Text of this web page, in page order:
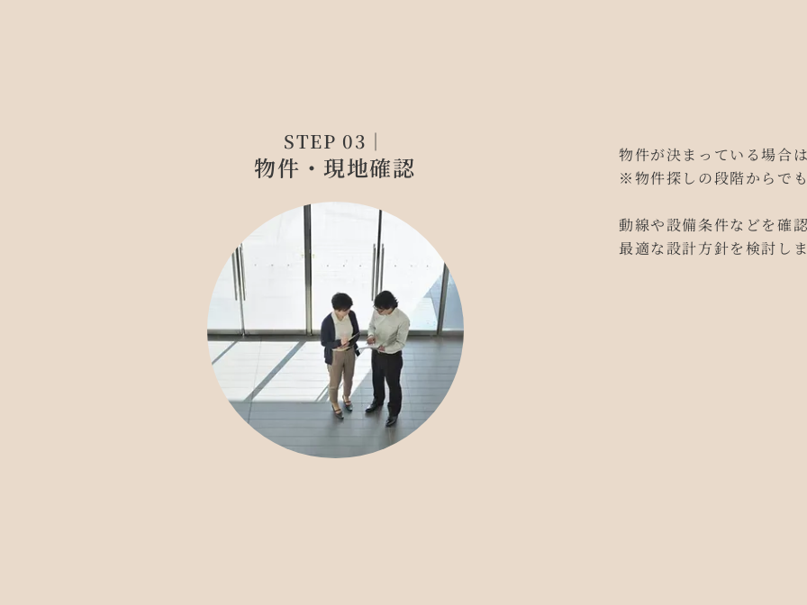
STEP 03｜
物件・現地確認
物件が決まっている場合
※物件探しの段階からでも
動線や設備条件などを確認
最適な設計方針を検討しま